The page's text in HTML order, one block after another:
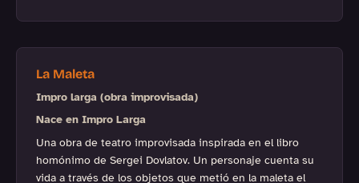
La Maleta
Impro larga (obra improvisada)
Nace en Impro Larga
Una obra de teatro improvisada inspirada en el libro
homónimo de Sergei Dovlatov. Un personaje cuenta su
vida a través de los objetos que metió en la maleta el